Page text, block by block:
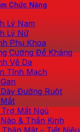
Chức Năng
Lý Nam
Lý Nữ
Phụ Khoa
Cường Đề Kháng
Về Da
Tĩnh Mạch
Đường Ruột
Mất Ngủ
& Thần Kinh
Thận Mật – Tiết Niệu